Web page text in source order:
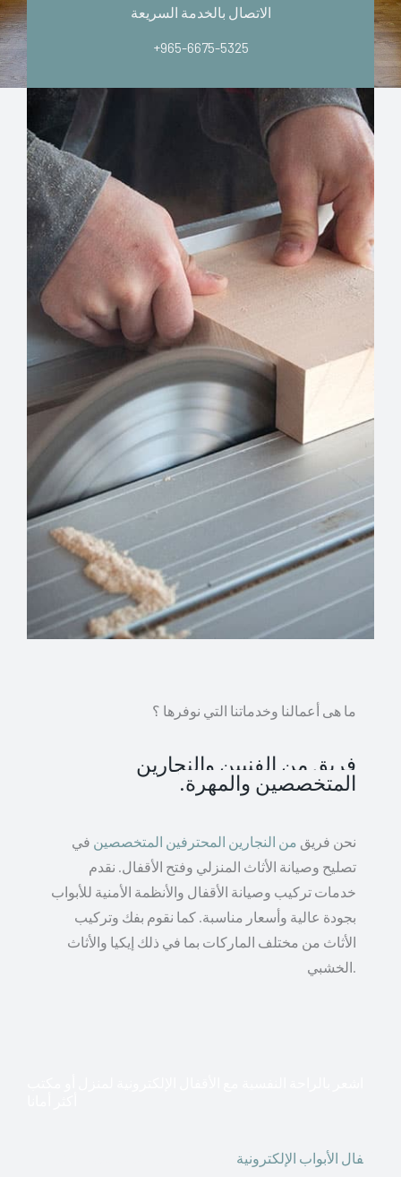
الاتصال بالخدمة السريعة
+965-6675-5325
ما هى أعمالنا وخدماتنا التي نوفرها ؟
فريق من الفنيين والنجارين
المتخصصين والمهرة.
نحن فريق من النجارين المحترفين المتخصصين في
تصليح وصيانة الأثاث المنزلي وفتح الأقفال. نقدم
خدمات تركيب وصيانة الأقفال والأنظمة الأمنية للأبواب
بجودة عالية وأسعار مناسبة. كما نقوم بفك وتركيب
الأثاث من مختلف الماركات بما في ذلك إيكيا والأثاث
الخشبي.
فال الأبواب الإلكترونية